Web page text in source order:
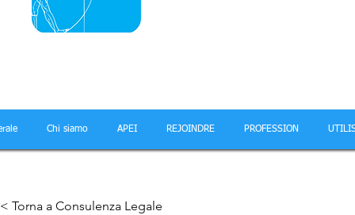
Chi siamo APEI REJOINDRE PROFESSION
< Torna a Consulenza Legale